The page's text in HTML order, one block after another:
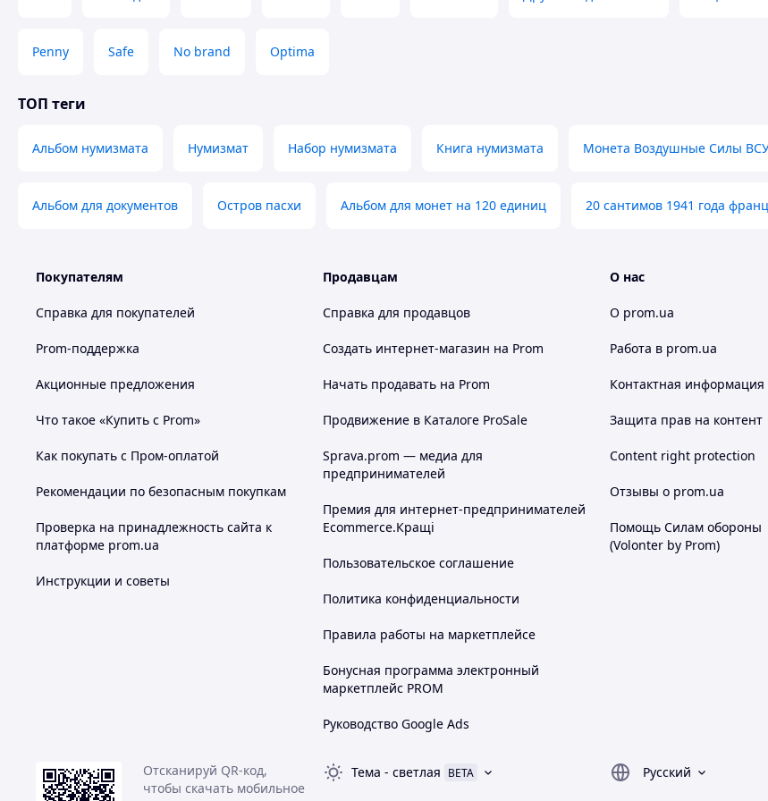
Penny Safe No brand Optima
ТОП теги
Альбом нумизмата Нумизмат Набор нумизмата Книга нумизмата Монета Воздушные Силы
Альбом для документов Остров пасхи Альбом для монет на 120 единиц 20 сантимов 1941 года
Покупателям
Справка для покупателей
Prom-поддержка
Акционные предложения
Что такое «Купить с Prom»
Как покупать с Пром-оплатой
Рекомендации по безопасным покупкам
Проверка на принадлежность сайта к
платформе prom.ua
Инструкции и советы
Продавцам
Справка для продавцов
Создать интернет-магазин на Prom
Начать продавать на Prom
Продвижение в Каталоге ProSale
Sprava.prom — медиа для
предпринимателей
Премия для интернет-предпринимателей
Ecommerce.Кращі
Пользовательское соглашение
Политика конфиденциальности
Правила работы на маркетплейсе
Бонусная программа электронный
маркетплейс PROM
Руководство Google Ads
О нас
О prom.ua
Работа в prom.ua
Контактная информация
Защита прав на контент
Content right protection
Отзывы о prom.ua
Помощь Силам обороны
(Volonter by Prom)
Отсканируй QR-код,
чтобы скачать мобильное
Тема - светлая BETA
Русский